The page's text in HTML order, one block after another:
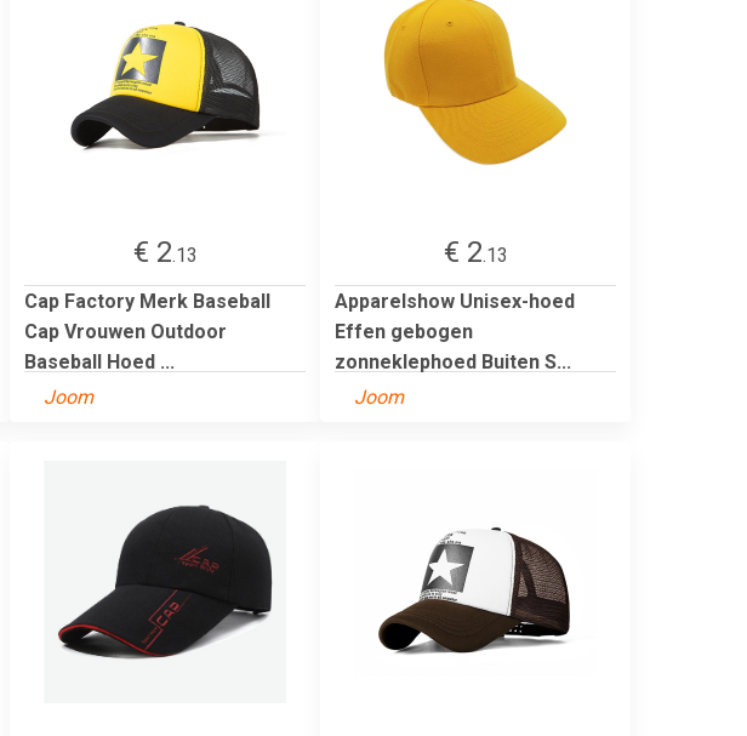
€ 2.13
Cap Factory Merk Baseball
Cap Vrouwen Outdoor
Baseball Hoed ...
Joom
€ 2.13
Apparelshow Unisex-hoed
Effen gebogen
zonneklephoed Buiten S...
Joom